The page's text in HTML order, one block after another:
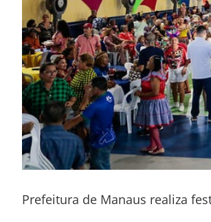
Prefeitura de Manaus realiza